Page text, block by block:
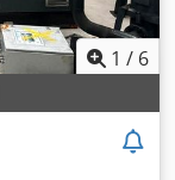
1 / 6